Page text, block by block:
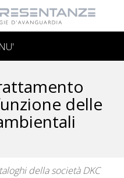
delle
della società DKC